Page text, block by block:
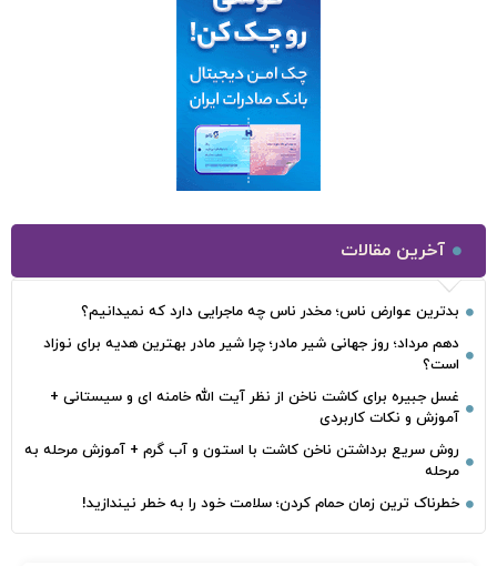
آخرین مقالات
بدترین عوارض ناس؛ مخدر ناس چه ماجرایی دارد که نمیدانیم؟
دهم مرداد؛ روز جهانی شیر مادر؛ چرا شیر مادر بهترین هدیه برای نوزاد
است؟
غسل جبیره برای کاشت ناخن از نظر آیت الله خامنه ای و سیستانی +
آموزش و نکات کاربردی
روش سریع برداشتن ناخن کاشت با استون و آب گرم + آموزش مرحله به
مرحله
خطرناک‌ ترین زمان‌ حمام کردن؛ سلامت خود را به خطر نیندازید!